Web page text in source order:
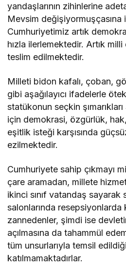
yandaşlarının zihinlerine
Mevsim
Cumhuriyetimiz artık
hızla ilerlemektedir. Artık
teslim edilmektedir.
Milleti bidon kafalı, çoban,
gibi aşağılayıcı ifadelerle
statükonun seçkin
için demokrasi, özgürlük,
eşitlik isteği karşısında
ezilmektedir.
Cumhuriyete sahip çıkmayı
çare aramadan, millete
ikinci sınıf vatandaş sayarak
salonlarında
zannedenler, şimdi ise
açılmasına da tahammül
tüm unsurlarıyla temsil
katılmamaktadırlar.